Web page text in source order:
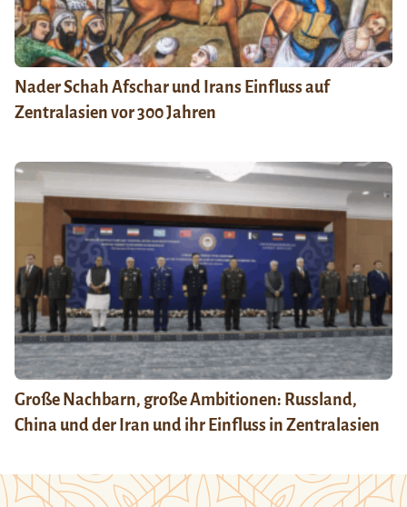
Nader Schah Afschar und Irans Einfluss auf
Zentralasien vor 300 Jahren
Große Nachbarn, große Ambitionen: Russland,
China und der Iran und ihr Einfluss in Zentralasien